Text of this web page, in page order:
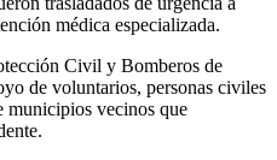
médica especializada.
Civil y Bomberos de
de voluntarios, personas civiles
municipios vecinos que